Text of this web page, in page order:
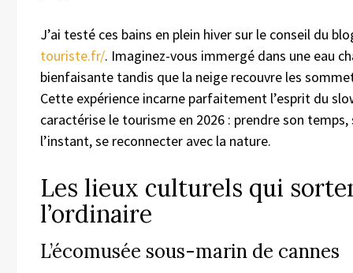
J’ai testé ces bains en plein hiver sur le conseil du
touriste.fr/. Imaginez-vous immergé dans une eau
bienfaisante tandis que la neige recouvre les
Cette expérience incarne parfaitement l’esprit du
caractérise le tourisme en 2026 : prendre son temps,
l’instant, se reconnecter avec la nature.
Les lieux culturels qui
l’ordinaire
L’écomusée sous-marin de cannes